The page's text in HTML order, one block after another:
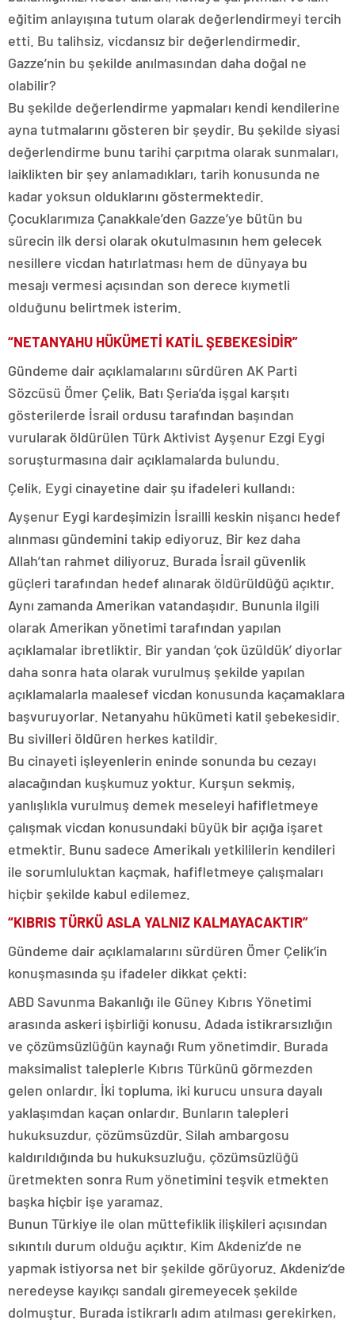
eğitim anlayışına tutum olarak değerlendirmeyi tercih
etti. Bu talihsiz, vicdansız bir değerlendirmedir.
Gazze’nin bu şekilde anılmasından daha doğal ne
olabilir?
Bu şekilde değerlendirme yapmaları kendi kendilerine
ayna tutmalarını gösteren bir şeydir. Bu şekilde siyasi
değerlendirme bunu tarihi çarpıtma olarak sunmaları,
laiklikten bir şey anlamadıkları, tarih konusunda ne
kadar yoksun olduklarını göstermektedir.
Çocuklarımıza Çanakkale’den Gazze’ye bütün bu
sürecin ilk dersi olarak okutulmasının hem gelecek
nesillere vicdan hatırlatması hem de dünyaya bu
mesajı vermesi açısından son derece kıymetli
olduğunu belirtmek isterim.
“NETANYAHU HÜKÜMETİ KATİL ŞEBEKESİDİR”
Gündeme dair açıklamalarını sürdüren AK Parti
Sözcüsü Ömer Çelik, Batı Şeria’da işgal karşıtı
gösterilerde İsrail ordusu tarafından başından
vurularak öldürülen Türk Aktivist Ayşenur Ezgi Eygi
soruşturmasına dair açıklamalarda bulundu.
Çelik, Eygi cinayetine dair şu ifadeleri kullandı:
Ayşenur Eygi kardeşimizin İsrailli keskin nişancı hedef
alınması gündemini takip ediyoruz. Bir kez daha
Allah’tan rahmet diliyoruz. Burada İsrail güvenlik
güçleri tarafından hedef alınarak öldürüldüğü açıktır.
Aynı zamanda Amerikan vatandaşıdır. Bununla ilgili
olarak Amerikan yönetimi tarafından yapılan
açıklamalar ibretliktir. Bir yandan ‘çok üzüldük’ diyorlar
daha sonra hata olarak vurulmuş şekilde yapılan
açıklamalarla maalesef vicdan konusunda kaçamaklara
başvuruyorlar. Netanyahu hükümeti katil şebekesidir.
Bu sivilleri öldüren herkes katildir.
Bu cinayeti işleyenlerin eninde sonunda bu cezayı
alacağından kuşkumuz yoktur. Kurşun sekmiş,
yanlışlıkla vurulmuş demek meseleyi hafifletmeye
çalışmak vicdan konusundaki büyük bir açığa işaret
etmektir. Bunu sadece Amerikalı yetkililerin kendileri
ile sorumluluktan kaçmak, hafifletmeye çalışmaları
hiçbir şekilde kabul edilemez.
“KIBRIS TÜRKÜ ASLA YALNIZ KALMAYACAKTIR”
Gündeme dair açıklamalarını sürdüren Ömer Çelik’in
konuşmasında şu ifadeler dikkat çekti:
ABD Savunma Bakanlığı ile Güney Kıbrıs Yönetimi
arasında askeri işbirliği konusu. Adada istikrarsızlığın
ve çözümsüzlüğün kaynağı Rum yönetimdir. Burada
maksimalist taleplerle Kıbrıs Türkünü görmezden
gelen onlardır. İki topluma, iki kurucu unsura dayalı
yaklaşımdan kaçan onlardır. Bunların talepleri
hukuksuzdur, çözümsüzdür. Silah ambargosu
kaldırıldığında bu hukuksuzluğu, çözümsüzlüğü
üretmekten sonra Rum yönetimini teşvik etmekten
başka hiçbir işe yaramaz.
Bunun Türkiye ile olan müttefiklik ilişkileri açısından
sıkıntılı durum olduğu açıktır. Kim Akdeniz’de ne
yapmak istiyorsa net bir şekilde görüyoruz. Akdeniz’de
neredeyse kayıkçı sandalı giremeyecek şekilde
dolmuştur. Burada istikrarlı adım atılması gerekirken,